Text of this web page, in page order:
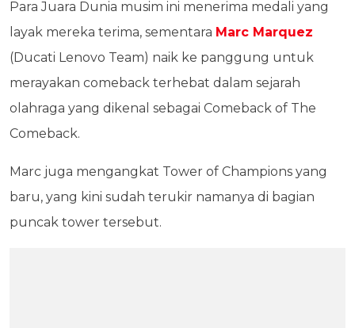
Para Juara Dunia musim ini menerima medali yang
layak mereka terima, sementara Marc Marquez
(Ducati Lenovo Team) naik ke panggung untuk
merayakan comeback terhebat dalam sejarah
olahraga yang dikenal sebagai Comeback of The
Comeback.
Marc juga mengangkat Tower of Champions yang
baru, yang kini sudah terukir namanya di bagian
puncak tower tersebut.